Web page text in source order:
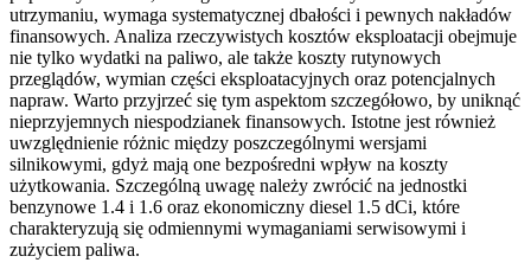
utrzymaniu, wymaga systematycznej dbałości i pewnych nakładów
finansowych. Analiza rzeczywistych kosztów eksploatacji obejmuje
nie tylko wydatki na paliwo, ale także koszty rutynowych
przeglądów, wymian części eksploatacyjnych oraz potencjalnych
napraw. Warto przyjrzeć się tym aspektom szczegółowo, by uniknąć
nieprzyjemnych niespodzianek finansowych. Istotne jest również
uwzględnienie różnic między poszczególnymi wersjami
silnikowymi, gdyż mają one bezpośredni wpływ na koszty
użytkowania. Szczególną uwagę należy zwrócić na jednostki
benzynowe 1.4 i 1.6 oraz ekonomiczny diesel 1.5 dCi, które
charakteryzują się odmiennymi wymaganiami serwisowymi i
zużyciem paliwa.